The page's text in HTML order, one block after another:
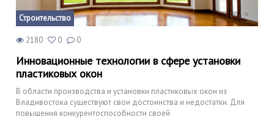
Строительство
2180 0 0
Инновационные технологии в сфере установки
пластиковых окон
В области производства и установки пластиковых окон из
Владивостока существуют свои достоинства и недостатки. Для
повышения конкурентоспособности своей